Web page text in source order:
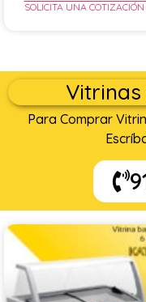
SOLICITA UNA COTIZACIÓN
Vitrinas
Para Comprar